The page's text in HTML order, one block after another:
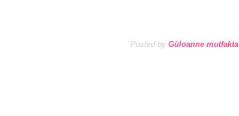
Posted by Güloanne mutfakta